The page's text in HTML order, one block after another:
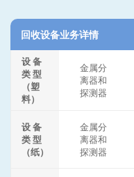
回收设备业务详情
设 备
类 型
（塑
料）
金属分
离器和
探测器
设 备
类 型
（纸）
金属分
离器和
探测器